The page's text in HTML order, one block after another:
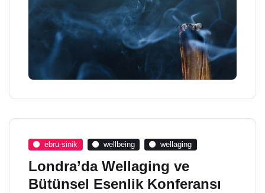
ebru-sinik wellbeing wellaging
Londra’da Wellaging ve
Bütünsel Esenlik Konferansı